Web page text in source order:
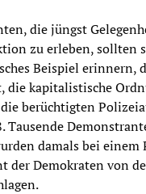
die jüngst
zu erleben, sollten
Beispiel erinnern,
die kapitalistische
berüchtigten
Tausende
damals bei einem
der Demokraten von